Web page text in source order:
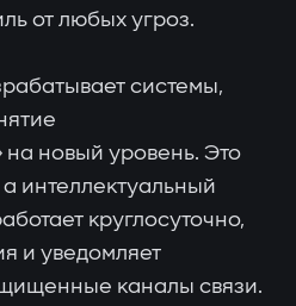
от любых угроз.
системы,
на новый уровень. Это
интеллектуальный
круглосуточно,
и уведомляет
каналы связи.